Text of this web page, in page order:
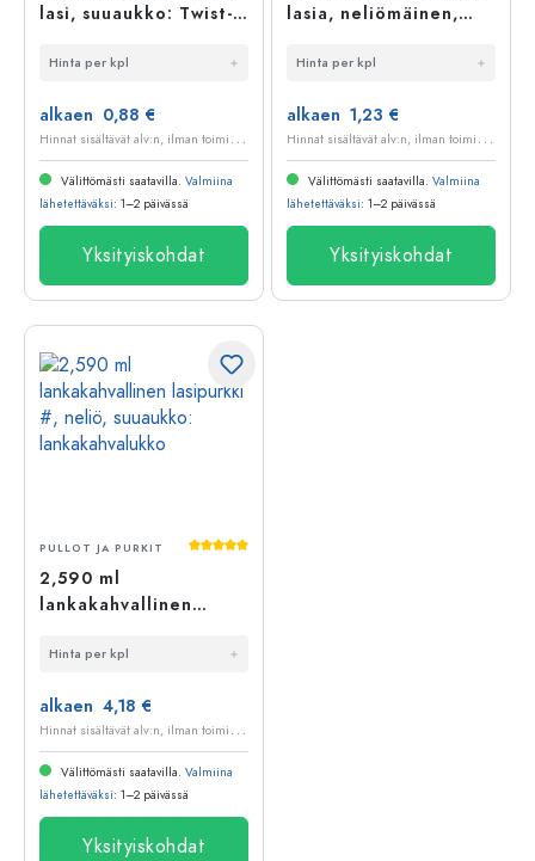
lasi, suuaukko: Twist-
Hinta per kpl
alkaen 0,88 €
H
innat sisältävät alv:n, ilman toimituskuluja
Välittömästi saatavilla. Valmiina
lähetettäväksi: 1–2 päivässä
Yksityiskohdat
lasia, neliömäinen,
reuna
Hinta per kpl
alkaen 1,23 €
H
innat sisältävät alv:n, ilman toimituskuluja
Välittömästi saatavilla. Valmiina
lähetettäväksi: 1–2 päivässä
Yksityiskohdat
Keskimääräinen arvosana 5 5 tähdestä
PULLOT JA PURKIT
2,590 ml
lankakahvallinen
suuaukko:
Hinta per kpl
alkaen 4,18 €
H
innat sisältävät alv:n, ilman toimituskuluja
Välittömästi saatavilla. Valmiina
lähetettäväksi: 1–2 päivässä
Yksityiskohdat